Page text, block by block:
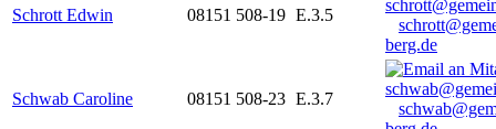
Schrott Edwin 08151 508-19 E.3.5
berg.de
Schwab Caroline 08151 508-23 E.3.7